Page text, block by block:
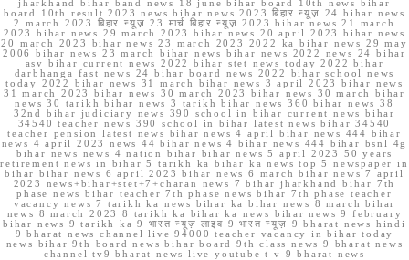
jharkhand bihar band news 18 june bihar board 10th news bihar
board 10th result 2023 news bihar news 2023 बिहार न्यूज़ 24 bihar news
2 march 2023 बिहार न्यूज़ 23 मार्च बिहार न्यूज़ 2023 bihar news 21 march
2023 bihar news 29 march 2023 bihar news 20 april 2023 bihar news
20 march 2023 bihar news 23 march 2023 2022 ka bihar news 29 may
2006 bihar news 23 march bihar news bihar news 2022 news 24 bihar
asv bihar current news 2022 bihar stet news today 2022 bihar
darbhanga fast news 24 bihar board news 2022 bihar school news
today 2022 bihar news 31 march bihar news 3 april 2023 bihar news
31 march 2023 bihar news 30 march 2023 bihar news 30 march bihar
news 30 tarikh bihar news 3 tarikh bihar news 360 bihar news 38
32nd bihar judiciary news 390 school in bihar current news bihar
34540 teacher news 390 school in bihar latest news bihar 34540
teacher pension latest news bihar news 4 april bihar news 444 bihar
news 4 april 2023 news 44 bihar news 4 bihar news 444 bihar bsnl 4g
bihar news news 4 nation bihar bihar news 5 april 2023 50 years
retirement news in bihar 5 tarikh ka bihar ka news top 5 newspaper in
bihar bihar news 6 april 2023 bihar news 6 march bihar news 7 april
2023 news+bihar+stet+7+charan news 7 bihar jharkhand bihar 7th
phase news bihar teacher 7th phase news bihar 7th phase teacher
vacancy news 7 tarikh ka news bihar ka bihar news 8 march bihar
news 8 march 2023 8 tarikh ka bihar ka news bihar news 9 february
bihar news 9 tarikh ka 9 भारत न्यूज़ लाइव 9 भारत न्यूज़ 9 bharat news hindi
9 bharat news channel live 94000 teacher vacancy in bihar today
news bihar 9th board news bihar board 9th class news 9 bharat news
channel tv9 bharat news live youtube t v 9 bharat news